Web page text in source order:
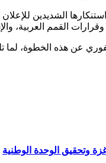
الشديدين
وقرارات القمم العربية،
عن هذه الخطوة،
غزة وتحقيق الوحدة الوطنية